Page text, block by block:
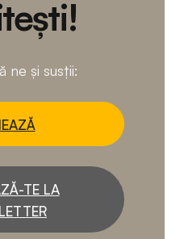
ne și susții:
TE LA